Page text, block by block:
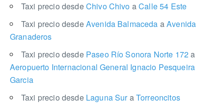
Taxi precio desdeChivo Chivo aCalle 54 Este
Taxi precio desdeAvenida Balmaceda aAvenida
Granaderos
Taxi precio desde Paseo Río Sonora Norte 172a
Aeropuerto Internacional General Ignacio Pesqueira
Garcia
Taxi precio desde Laguna SuraTorreoncitos